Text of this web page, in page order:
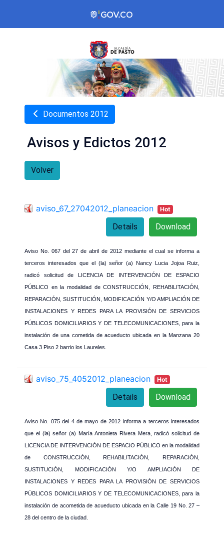
Documentos 2012
Avisos y Edictos 2012
Volver
aviso_67_27042012_planeacion Hot
Download
Details
Aviso No. 067 del 27 de abril de 2012 mediante el cual se informa a
terceros interesados que el (la) señor (a) Nancy Lucia Jojoa Ruiz,
radicó solicitud de LICENCIA DE INTERVENCIÓN DE ESPACIO
PÚBLICO en la modalidad de CONSTRUCCIÓN, REHABILITACIÓN,
REPARACIÓN, SUSTITUCIÓN, MODIFICACIÓN Y/O AMPLIACIÓN DE
INSTALACIONES Y REDES PARA LA PROVISIÓN DE SERVICIOS
PÚBLICOS DOMICILIARIOS Y DE TELECOMUNICACIONES, para la
instalación de una cometida de acueducto ubicada en la Manzana 20
Casa 3 Piso 2 barrio los Laureles.
aviso_75_4052012_planeacion Hot
Download
Details
Aviso No. 075 del 4 de mayo de 2012 informa a terceros interesados
que el (la) señor (a) María Antonieta Rivera Mera, radicó solicitud de
LICENCIA DE INTERVENCIÓN DE ESPACIO PÚBLICO en la modalidad
de CONSTRUCCIÓN, REHABILITACIÓN, REPARACIÓN,
SUSTITUCIÓN, MODIFICACIÓN Y/O AMPLIACIÓN DE
INSTALACIONES Y REDES PARA LA PROVISIÓN DE SERVICIOS
PÚBLICOS DOMICILIARIOS Y DE TELECOMUNICACIONES, para la
instalación de acometida de acueducto ubicada en la Calle 19 No. 27 –
28 del centro de la ciudad.